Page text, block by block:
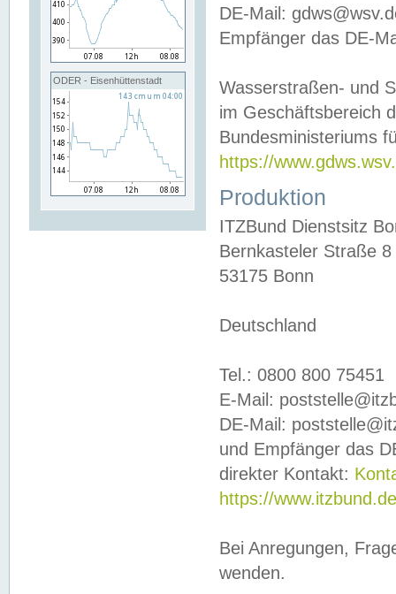
ODER - Eisenhüttenstadt
DE-Mail:
Empfänger das DE-
Wasserstraßen- und
im Geschäftsbereich
Bundesministeriums
https://
Produktion
ITZBund Dienstsitz
Bernkasteler Straße 8
53175 Bonn
Deutschland
Tel.: 0800 800 75451
E-Mail:
DE-Mail:
und Empfänger das
direkter Kontakt:
https://
Bei Anregungen,
wenden.